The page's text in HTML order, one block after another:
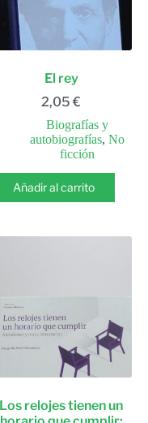
El rey
2,05€
Biografías y
autobiografías,No
ficción
Añadir al carrito
Los relojes tienen un